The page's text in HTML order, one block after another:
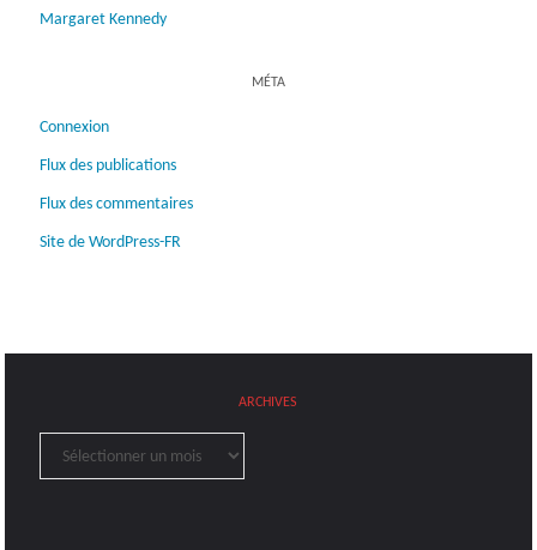
Margaret Kennedy
MÉTA
Connexion
Flux des publications
Flux des commentaires
Site de WordPress-FR
ARCHIVES
Archives